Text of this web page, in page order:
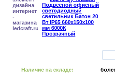
Наличие на складе: